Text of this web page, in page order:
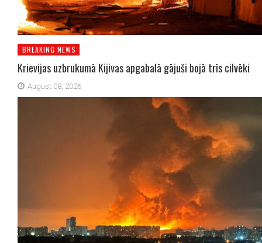
BREAKING NEWS
Krievijas uzbrukumā Kijivas apgabalā gājuši bojā trīs cilvēki
August 08, 2026